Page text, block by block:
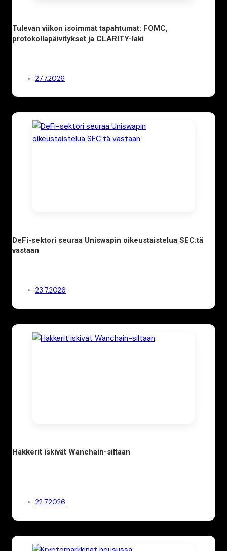
Tulevan viikon isoimmat tapahtumat: FOMC,
protokollapäivitykset ja CLARITY-laki
27.7.2026
DeFi-sektori seuraa Uniswapin oikeustaistelua SEC:tä
vastaan
23.7.2026
Hakkerit iskivät Wanchain-siltaan
22.7.2026